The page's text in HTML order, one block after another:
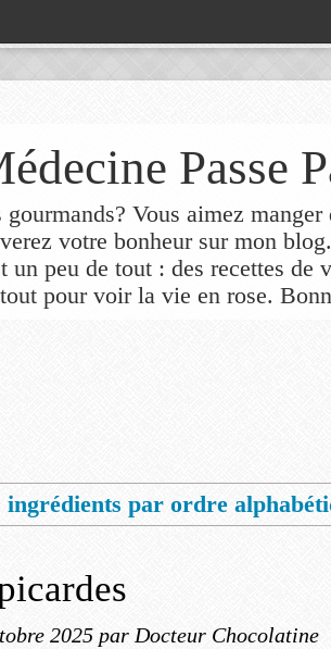
Passe
gourmands? Vous aimez
votre bonheur sur mon
un peu de tout : des recettes de
pour voir la vie en rose.
ingrédients par ordre
2025 par Docteur Chocolatine